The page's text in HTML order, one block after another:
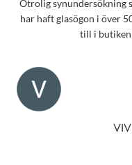
Otrolig synundersökning
har haft glasögon i över
till i butiken